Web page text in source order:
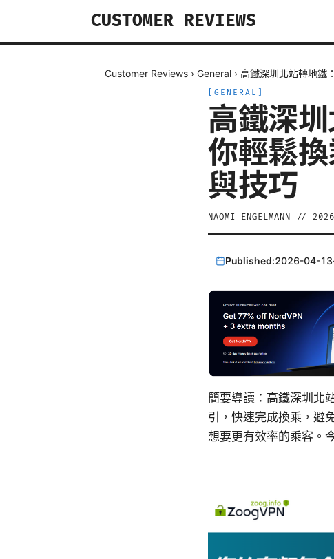
CUSTOMER REVIEWS
Customer Reviews › General › 高鐵深圳北站轉地鐵
GENERAL
高鐵深
你輕鬆
與技巧
NAOMI ENGELMANN //
Published:2026-04-13
簡要導讀：高鐵深圳北
引，快速完成換乘，避
想要更有效率的乘客。